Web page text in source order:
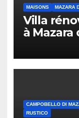
MAISONS MAZARA
Villa
à Mazara
CAMPOBELLO DI
RUSTICO